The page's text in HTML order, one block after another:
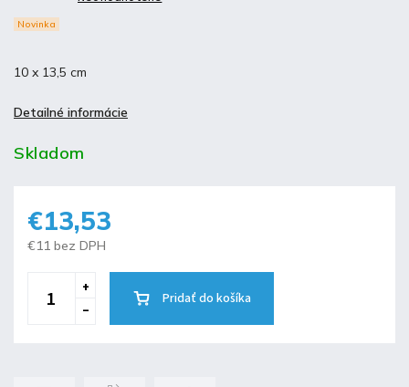
Novinka
10 x 13,5 cm
Detailné informácie
Skladom
€13,53
€11 bez DPH
Pridať do košíka